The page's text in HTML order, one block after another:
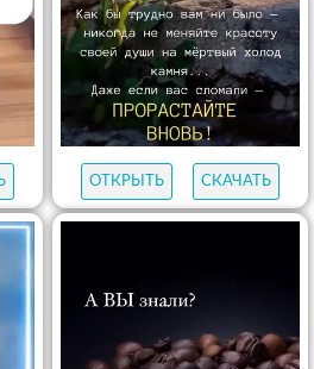
ОТКРЫТЬ СКАЧАТЬ